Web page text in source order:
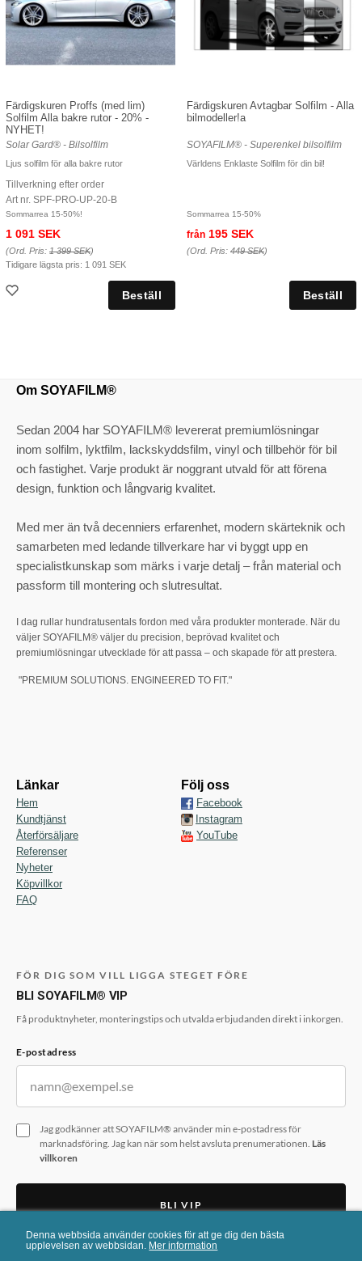
Denna webbsida använder cookies för att ge dig den bästa
upplevelsen av webbsidan. Mer information
Färdigskuren Proffs (med lim)
Solfilm Alla bakre rutor - 20% -
NYHET!
Solar Gard® - Bilsolfilm
Ljus solfilm för alla bakre rutor
Tillverkning efter order
Art nr. SPF-PRO-UP-20-B
Sommarrea 15-50%!
1 091 SEK
(Ord. Pris: 1 399 SEK)
Tidigare lägsta pris: 1 091 SEK
Färdigskuren Avtagbar Solfilm - Alla
bilmodeller!a
SOYAFILM® - Superenkel bilsolfilm
Världens Enklaste Solfilm för din bil!
Sommarrea 15-50%
från 195 SEK
(Ord. Pris: 449 SEK)
Om SOYAFILM®
Sedan 2004 har SOYAFILM® levererat premiumlösningar
inom solfilm, lyktfilm, lackskyddsfilm, vinyl och tillbehör för bil
och fastighet. Varje produkt är noggrant utvald för att förena
design, funktion och långvarig kvalitet.
Med mer än två decenniers erfarenhet, modern skärteknik och
samarbeten med ledande tillverkare har vi byggt upp en
specialistkunskap som märks i varje detalj – från material och
passform till montering och slutresultat.
I dag rullar hundratusentals fordon med våra produkter monterade. När du
väljer SOYAFILM® väljer du precision, beprövad kvalitet och
premiumlösningar utvecklade för att passa – och skapade för att prestera.
"PREMIUM SOLUTIONS. ENGINEERED TO FIT."
Länkar
Hem
Kundtjänst
Återförsäljare
Referenser
Nyheter
Köpvillkor
FAQ
Följ oss
Facebook
Instagram
YouTube
FÖR DIG SOM VILL LIGGA STEGET FÖRE
BLI SOYAFILM® VIP
Få produktnyheter, monteringstips och utvalda erbjudanden direkt i inkorgen.
E-postadress
Jag godkänner att SOYAFILM® använder min e-postadress för
marknadsföring. Jag kan när som helst avsluta prenumerationen. Läs
villkoren
BLI VIP
Formuläret skyddas av reCAPTCHA. Googlesintegritetspolicy